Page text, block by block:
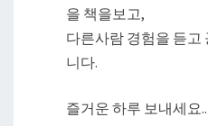
을 책을보고,
다른사람 경험을 듣고
니다.
즐거운 하루 보내세요..